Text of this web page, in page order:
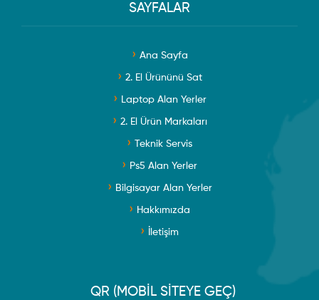
SAYFALAR
Ana Sayfa
2. El Ürününü Sat
Laptop Alan Yerler
2. El Ürün Markaları
Teknik Servis
Ps5 Alan Yerler
Bilgisayar Alan Yerler
Hakkımızda
İletişim
QR (MOBİL SİTEYE GEÇ)